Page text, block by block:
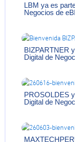
LBM ya es
Negocios de
BIZPARTNER
Digital de
PROSOLDES
Digital de